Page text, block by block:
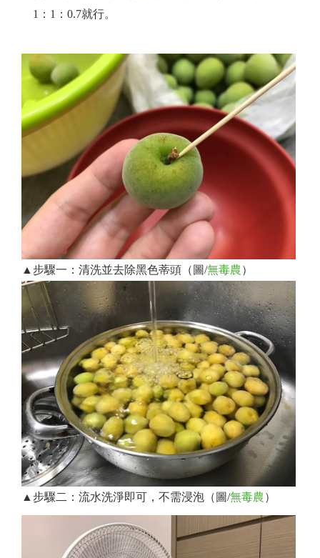
1：1：0.7就行。
▲步驟一：清洗並去除黑色蒂頭（圖/無毒農）
▲步驟二：流水洗淨即可，不需浸泡（圖/無毒農）